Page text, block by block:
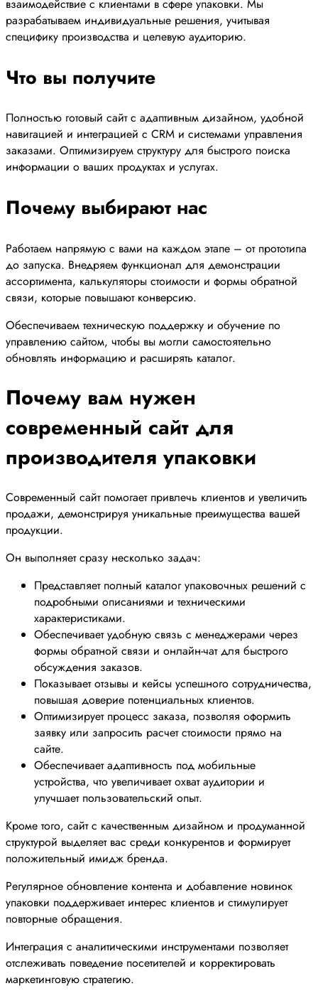
взаимодействие с клиентами в сфере упаковки. Мы
разрабатываем индивидуальные решения, учитывая
специфику производства и целевую аудиторию.
Что вы получите
Полностью готовый сайт с адаптивным дизайном, удобной
навигацией и интеграцией с CRM и системами управления
заказами. Оптимизируем структуру для быстрого поиска
информации о ваших продуктах и услугах.
Почему выбирают нас
Работаем напрямую с вами на каждом этапе – от прототипа
до запуска. Внедряем функционал для демонстрации
ассортимента, калькуляторы стоимости и формы обратной
связи, которые повышают конверсию.
Обеспечиваем техническую поддержку и обучение по
управлению сайтом, чтобы вы могли самостоятельно
обновлять информацию и расширять каталог.
Почему вам нужен
современный сайт для
производителя упаковки
Современный сайт помогает привлечь клиентов и увеличить
продажи, демонстрируя уникальные преимущества вашей
продукции.
Он выполняет сразу несколько задач:
Представляет полный каталог упаковочных решений с
подробными описаниями и техническими
характеристиками.
Обеспечивает удобную связь с менеджерами через
формы обратной связи и онлайн-чат для быстрого
обсуждения заказов.
Показывает отзывы и кейсы успешного сотрудничества,
повышая доверие потенциальных клиентов.
Оптимизирует процесс заказа, позволяя оформить
заявку или запросить расчет стоимости прямо на
сайте.
Обеспечивает адаптивность под мобильные
устройства, что увеличивает охват аудитории и
улучшает пользовательский опыт.
Кроме того, сайт с качественным дизайном и продуманной
структурой выделяет вас среди конкурентов и формирует
положительный имидж бренда.
Регулярное обновление контента и добавление новинок
упаковки поддерживает интерес клиентов и стимулирует
повторные обращения.
Интеграция с аналитическими инструментами позволяет
отслеживать поведение посетителей и корректировать
маркетинговую стратегию.